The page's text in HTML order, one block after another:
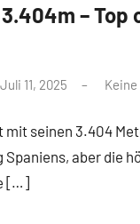
– Top
Juli 11, 2025
mit seinen 3.404
aber die
[…]